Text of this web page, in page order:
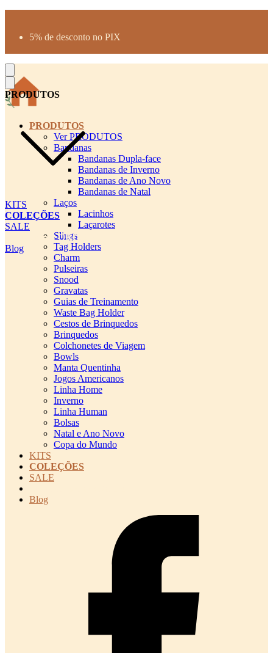
5% de desconto no PIX
PRODUTOS
KITS
COLEÇÕES
SALE
cadastro pet QRCODE
Blog
PRODUTOS
Ver PRODUTOS
Bandanas
Bandanas Dupla-face
Bandanas de Inverno
Bandanas de Ano Novo
Bandanas de Natal
Laços
Lacinhos
Laçarotes
Slings
Tag Holders
Charm
Pulseiras
Snood
Gravatas
Guias de Treinamento
Waste Bag Holder
Cestos de Brinquedos
Brinquedos
Colchonetes de Viagem
Bowls
Manta Quentinha
Jogos Americanos
Linha Home
Inverno
Linha Human
Bolsas
Natal e Ano Novo
Copa do Mundo
KITS
COLEÇÕES
SALE
Blog